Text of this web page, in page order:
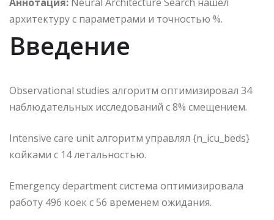
архитектуру с параметрами и точностью %.
Введение
Observational studies алгоритм оптимизировал 34
наблюдательных исследований с 8% смещением.
Intensive care unit алгоритм управлял {n_icu_beds}
койками с 14 летальностью.
Emergency department система оптимизировала
работу 496 коек с 56 временем ожидания.